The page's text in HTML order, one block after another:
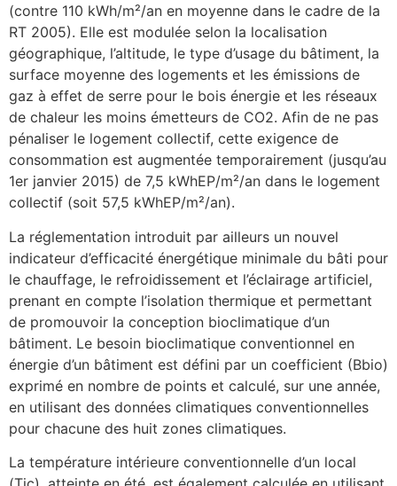
(contre 110 kWh/m²/an en moyenne dans le cadre de la
RT 2005). Elle est modulée selon la localisation
géographique, l’altitude, le type d’usage du bâtiment, la
surface moyenne des logements et les émissions de
gaz à effet de serre pour le bois énergie et les réseaux
de chaleur les moins émetteurs de CO2. Afin de ne pas
pénaliser le logement collectif, cette exigence de
consommation est augmentée temporairement (jusqu’au
1er janvier 2015) de 7,5 kWhEP/m²/an dans le logement
collectif (soit 57,5 kWhEP/m²/an).
La réglementation introduit par ailleurs un nouvel
indicateur d’efficacité énergétique minimale du bâti pour
le chauffage, le refroidissement et l’éclairage artificiel,
prenant en compte l’isolation thermique et permettant
de promouvoir la conception bioclimatique d’un
bâtiment. Le besoin bioclimatique conventionnel en
énergie d’un bâtiment est défini par un coefficient (Bbio)
exprimé en nombre de points et calculé, sur une année,
en utilisant des données climatiques conventionnelles
pour chacune des huit zones climatiques.
La température intérieure conventionnelle d’un local